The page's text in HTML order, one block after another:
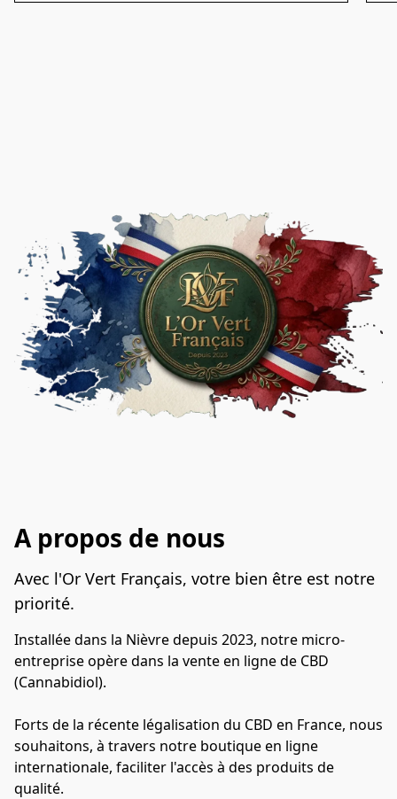
A propos de nous
Avec l'Or Vert Français, votre bien être est notre
priorité.
Installée dans la Nièvre depuis 2023, notre micro-
entreprise opère dans la vente en ligne de CBD
(Cannabidiol).
Forts de la récente légalisation du CBD en France, nous
souhaitons, à travers notre boutique en ligne
internationale, faciliter l'accès à des produits de
qualité.